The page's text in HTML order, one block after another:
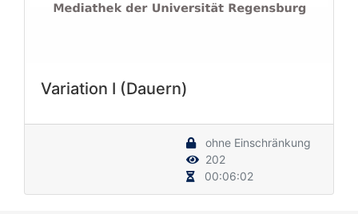
Variation I (Dauern)
ohne Einschränkung
202
00:06:02